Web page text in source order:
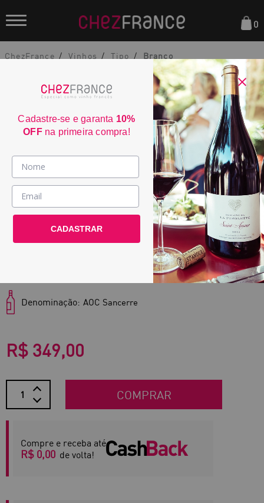
Vinhos >
País / Região >
Le Club >
0
ChezFrance Vinhos Tipo Branco
Domaine Chatelain Sélection Sancerre
2024
2356
Denominação: AOC Sancerre
R$ 349,00
COMPRAR
Compre e receba até
R$ 0,00 de volta!
Cadastre-se e garanta 10%
OFFna primeira compra!
CADASTRAR